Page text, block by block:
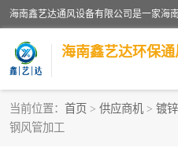
海南鑫艺达环保
当前位置： 首页 > 供应商机 > 镀
钢风管加工
海南暖通工程